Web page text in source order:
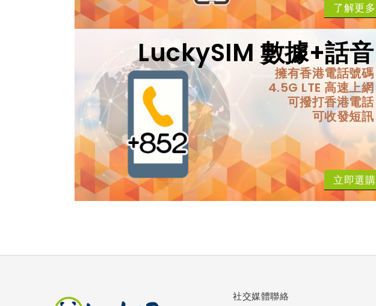
了解更多
LuckySIM 數據+話音
擁有香港電話號碼
4.5G LTE 高速上網
可撥打香港電話
可收發短訊
立即選購
社交媒體聯絡